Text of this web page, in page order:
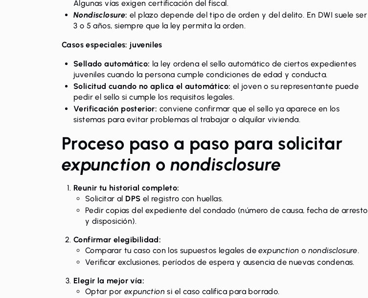
Algunas vías exigen certificación del fiscal.
Nondisclosure: el plazo depende del tipo de orden y del delito. En DWI suele ser
3 o 5 años, siempre que la ley permita la orden.
Casos especiales: juveniles
Sellado automático: la ley ordena el sello automático de ciertos expedientes
juveniles cuando la persona cumple condiciones de edad y conducta.
Solicitud cuando no aplica el automático: el joven o su representante puede
pedir el sello si cumple los requisitos legales.
Verificación posterior: conviene confirmar que el sello ya aparece en los
sistemas para evitar problemas al trabajar o alquilar vivienda.
Proceso paso a paso para solicitar
expunction o nondisclosure
Reunir tu historial completo:
Solicitar al DPS el registro con huellas.
Pedir copias del expediente del condado (número de causa, fecha de arresto
y disposición).
Confirmar elegibilidad:
Comparar tu caso con los supuestos legales deexpunction o nondisclosure.
Verificar exclusiones, períodos de espera y ausencia de nuevas condenas.
Elegir la mejor vía:
Optar por expunctionsi el caso califica para borrado.